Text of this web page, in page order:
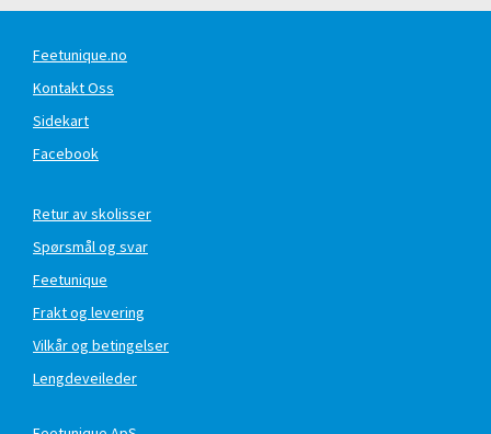
Feetunique.no
Kontakt Oss
Sidekart
Facebook
Retur av skolisser
Spørsmål og svar
Feetunique
Frakt og levering
Vilkår og betingelser
Lengdeveileder